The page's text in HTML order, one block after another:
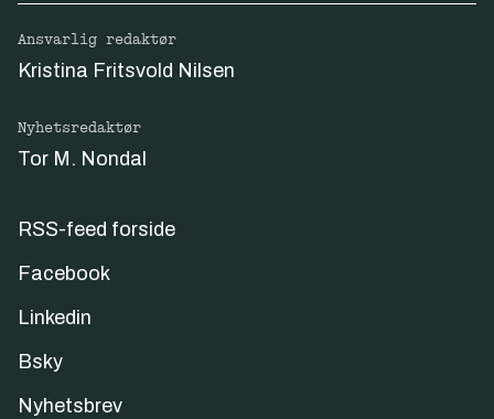
Ansvarlig redaktør
Kristina Fritsvold Nilsen
Nyhetsredaktør
Tor M. Nondal
RSS-feed forside
Facebook
Linkedin
Bsky
Nyhetsbrev